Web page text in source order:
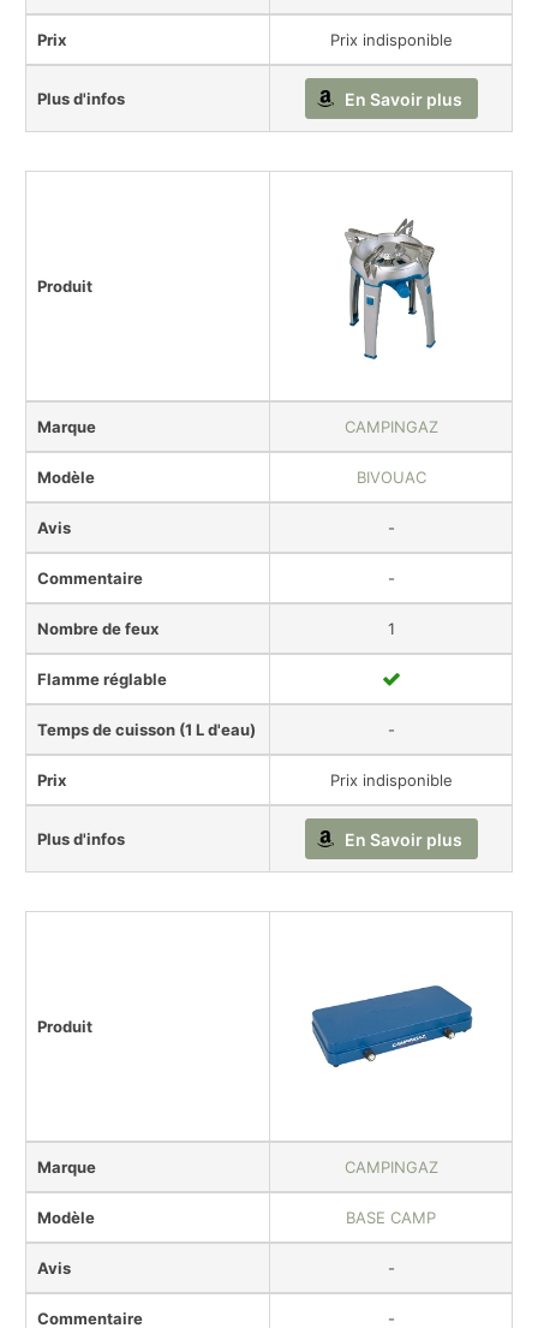
Prix Prix indisponible
Plus d'infos En Savoir plus
Produit
Marque CAMPINGAZ
Modèle BIVOUAC
Avis -
Commentaire -
Nombre de feux 1
Flamme réglable
Temps de cuisson (1 L d'eau) -
Prix Prix indisponible
Plus d'infos En Savoir plus
Produit
Marque CAMPINGAZ
Modèle BASE CAMP
Avis -
Commentaire -